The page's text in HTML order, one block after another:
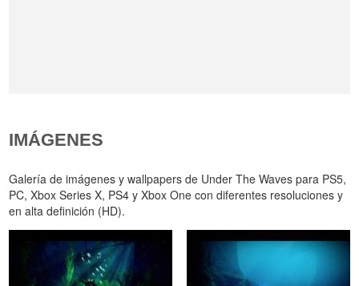
IMÁGENES
Galería de imágenes y wallpapers de Under The Waves para PS5,
PC, Xbox Series X, PS4 y Xbox One con diferentes resoluciones y
en alta definición (HD).